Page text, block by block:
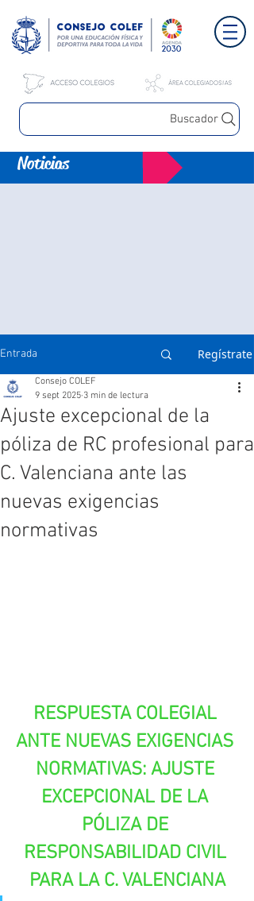
Buscador
Noticias
Entrada Regístrate
Ajuste excepcional de la
póliza de RC profesional para
C. Valenciana ante las
nuevas exigencias
normativas
Consejo COLEF
9 sept 2025 3 min de lectura
RESPUESTA COLEGIAL
ANTE NUEVAS EXIGENCIAS
NORMATIVAS: AJUSTE
EXCEPCIONAL DE LA
PÓLIZA DE
RESPONSABILIDAD CIVIL
PARA LA C. VALENCIANA